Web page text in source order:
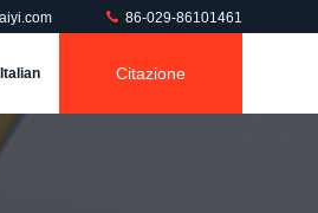
86-029-86101461
Italian Citazione